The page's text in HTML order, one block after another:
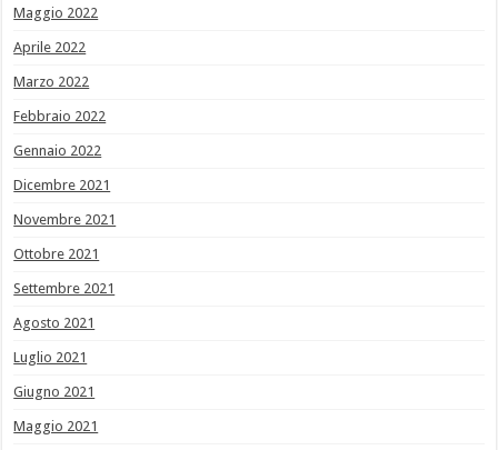
Maggio 2022
Aprile 2022
Marzo 2022
Febbraio 2022
Gennaio 2022
Dicembre 2021
Novembre 2021
Ottobre 2021
Settembre 2021
Agosto 2021
Luglio 2021
Giugno 2021
Maggio 2021